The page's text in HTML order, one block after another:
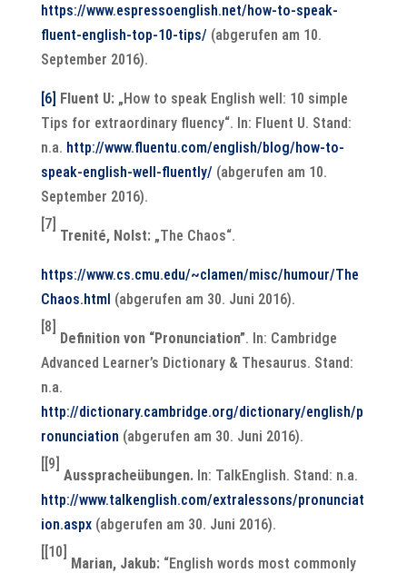
https://www.espressoenglish.net/how-to-speak-
fluent-english-top-10-tips/(abgerufen am 10.
September 2016).
[6] Fluent U: „How to speak English well: 10 simple
Tips for extraordinary fluency“. In: Fluent U. Stand:
n.a. http://www.fluentu.com/english/blog/how-to-
speak-english-well-fluently/(abgerufen am 10.
September 2016).
[7]
Trenité, Nolst: „The Chaos“.
https://www.cs.cmu.edu/~clamen/misc/humour/The
Chaos.html (abgerufen am 30. Juni 2016).
[8]
Definition von “Pronunciation”. In: Cambridge
Advanced Learner’s Dictionary & Thesaurus. Stand:
n.a.
http://dictionary.cambridge.org/dictionary/english/p
ronunciation (abgerufen am 30. Juni 2016).
[[9]
Ausspracheübungen. In: TalkEnglish. Stand: n.a.
http://www.talkenglish.com/extralessons/pronunciat
ion.aspx(abgerufen am 30. Juni 2016).
[[10]
Marian, Jakub: “English words most commonly